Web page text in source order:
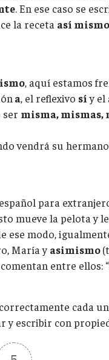
. En ese caso se
la receta así mismo
, aquí estamos
a, el reflexivo síy el
ser misma, mismas,
vendrá su
para
mueve la pelota y
ese modo,
María yasimismo
entre ellos:
cada
y escribir con